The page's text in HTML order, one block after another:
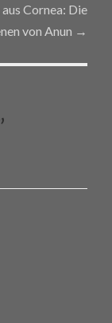
Cornea: Die
von Anun →